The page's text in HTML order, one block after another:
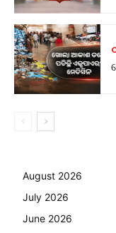
August 2026
July 2026
June 2026